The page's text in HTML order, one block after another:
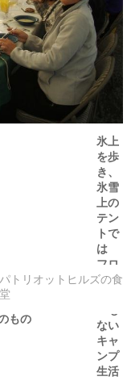
パトリオットヒルズの食
堂
もの
ズ」
の
氷上
滑走
路に
着
氷上
を歩
き、
氷雪
上の
テン
トで
は
フロ
もシ
ない
キャ
ンプ
生活